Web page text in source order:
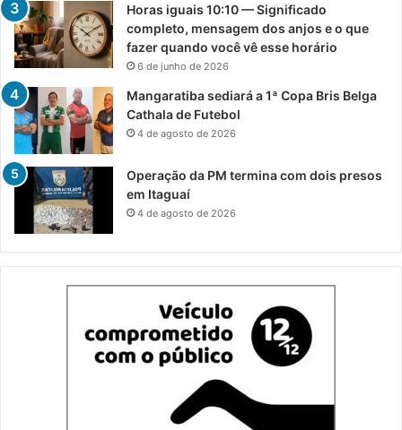
Horas iguais 10:10 — Significado
completo, mensagem dos anjos e o que
fazer quando você vê esse horário
6 de junho de 2026
Mangaratiba sediará a 1ª Copa Bris Belga
Cathala de Futebol
4 de agosto de 2026
Operação da PM termina com dois presos
em Itaguaí
4 de agosto de 2026